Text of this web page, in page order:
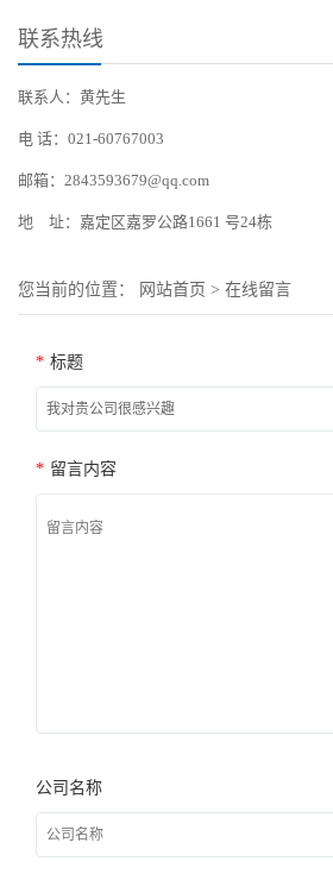
联系热线
联系人：黄先生
电 话：021-60767003
邮箱：2843593679@qq.com
地 址：嘉定区嘉罗公路1661 号24栋
您当前的位置： 网站首页 > 在线留言
* 标题
* 留言内容
公司名称